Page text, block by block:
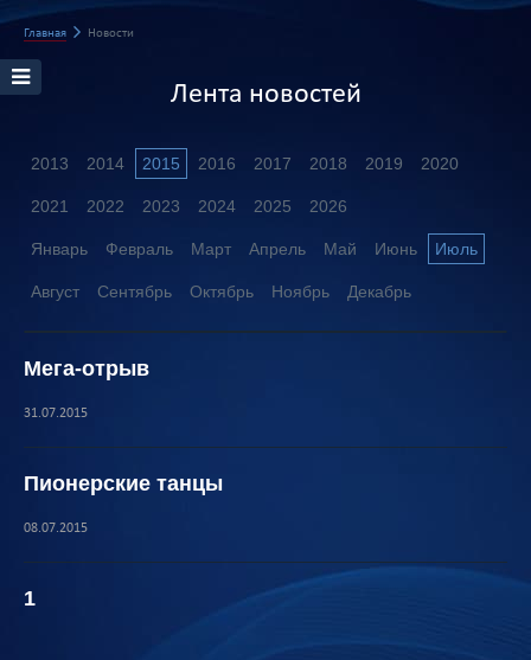
Главная Новости
Лента новостей
2013 2014 2015 2016 2017 2018 2019 2020
2021 2022 2023 2024 2025 2026
Январь Февраль Март Апрель Май Июнь Июль
Август Сентябрь Октябрь Ноябрь Декабрь
Мега-отрыв
31.07.2015
Пионерские танцы
08.07.2015
1